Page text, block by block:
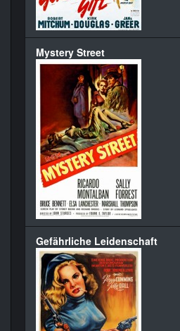
Mystery Street
Gefährliche Leidenschaft